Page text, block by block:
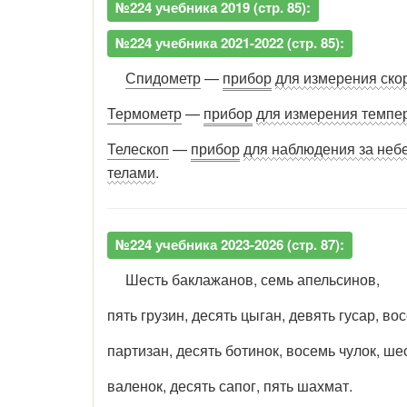
№224 учебника 2019 (стр. 85):
№224 учебника 2021-2022 (стр. 85):
Спидометр— прибордля измерения
Термометр— прибордля измерения
Телескоп — прибордля наблюдения за
телами.
№224 учебника 2023-2026 (стр. 87):
Шесть баклажанов, семь апельсинов,
пять грузин, десять цыган, девять гусар,
партизан, десять ботинок, восемь чулок,
валенок, десять сапог, пять шахмат.